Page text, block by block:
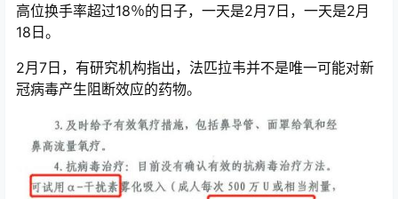
高位换手率超过18％的日子，一天是2月7日，一天是2月
18日。
2月7日，有研究机构指出，法匹拉韦并不是唯一可能对新
冠病毒产生阻断效应的药物。